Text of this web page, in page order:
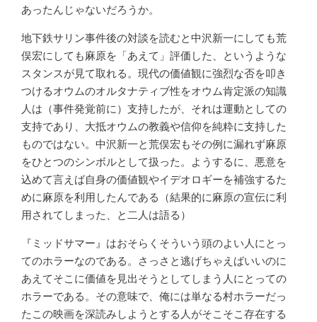
あったんじゃないだろうか。
地下鉄サリン事件後の対談を読むと中沢新一にしても荒
俣宏にしても麻原を「あえて」評価した、というような
スタンスが見て取れる。現代の価値観に強烈な否を叩き
つけるオウムのオルタナティブ性をオウム肯定派の知識
人は（事件発覚前に）支持したが、それは運動としての
支持であり、大抵オウムの教義や信仰を純粋に支持した
ものではない。中沢新一と荒俣宏もその例に漏れず麻原
をひとつのシンボルとして扱った。ようするに、悪意を
込めて言えば自身の価値観やイデオロギーを補強するた
めに麻原を利用したんである（結果的に麻原の宣伝に利
用されてしまった、と二人は語る）
『ミッドサマー』はおそらくそういう頭のよい人にとっ
てのホラーなのである。さっさと逃げちゃえばいいのに
あえてそこに価値を見出そうとしてしまう人にとっての
ホラーである。その意味で、俺には単なる村ホラーだっ
たこの映画を深読みしようとする人がそこそこ存在する